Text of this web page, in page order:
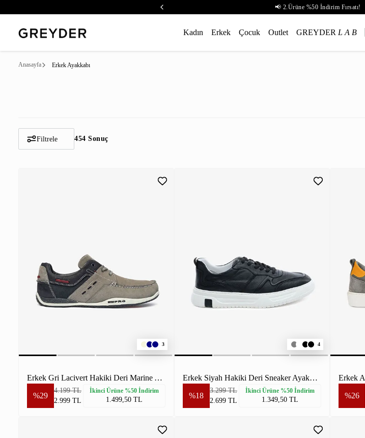
📢 2.Ürüne %50 İndirim Fırsatı!
Kadın Erkek Çocuk Outlet GREYDER L A B
Anasayfa Erkek Ayakkabı
Filtrele 454 Sonuç
3
Erkek Gri Lacivert Hakiki Deri Marine Ayakkabı
%29
4.199 TL
2.999 TL
İkinci Ürüne %50 İndirim
1.499,50 TL
4
Erkek Siyah Hakiki Deri Sneaker Ayakkabı
%18
3.299 TL
2.699 TL
İkinci Ürüne %50 İndirim
1.349,50 TL %26